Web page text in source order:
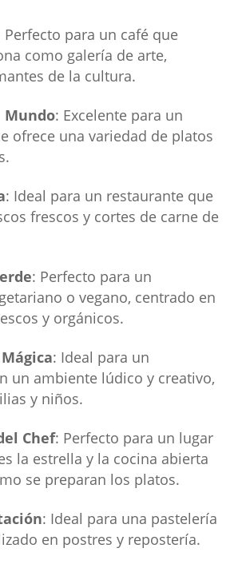
Perfecto para un café que
como galería de arte,
de la cultura.
Mundo: Excelente para un
ofrece una variedad de platos
: Ideal para un restaurante que
frescos y cortes de carne de
: Perfecto para un
o vegano, centrado en
y orgánicos.
: Ideal para un
un ambiente lúdico y creativo,
y niños.
Chef: Perfecto para un lugar
la estrella y la cocina abierta
se preparan los platos.
: Ideal para una pastelería
en postres y repostería.